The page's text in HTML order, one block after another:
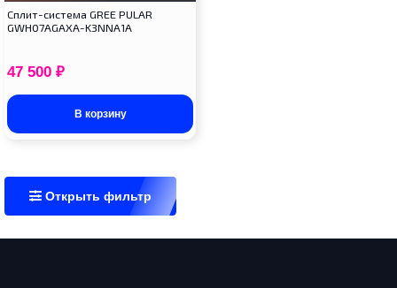
Cплит-система GREE PULAR
GWH07AGAXA-K3NNA1A
47 500 ₽
В корзину
Открыть фильтр